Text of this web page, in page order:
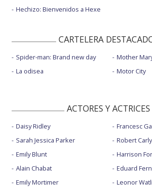
Hechizo: Bienvenidos a Hexe
CARTELERA
Spider-man: Brand new day
La odisea
Mother
Motor City
ACTORES Y ACTRICES
Daisy Ridley
Sarah Jessica Parker
Emily Blunt
Alain Chabat
Emily Mortimer
Francesc
Robert
Harrison
Eduard
Leonor